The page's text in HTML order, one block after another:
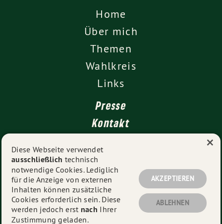
Home
Über mich
Themen
Wahlkreis
Links
Presse
Kontakt
Impressum
Datenschutz
© 2026 Christoph Sippel - Alle Rechte vorbehalten.
Diese Webseite verwendet
ausschließlich technisch
notwendige Cookies. Lediglich
für die Anzeige von externen
Inhalten können zusätzliche
Cookies erforderlich sein. Diese
werden jedoch erst nach Ihrer
Zustimmung geladen.
AKZEPTIEREN
ABLEHNEN
×